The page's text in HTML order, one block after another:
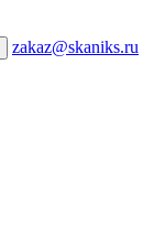
zakaz@skaniks.ru